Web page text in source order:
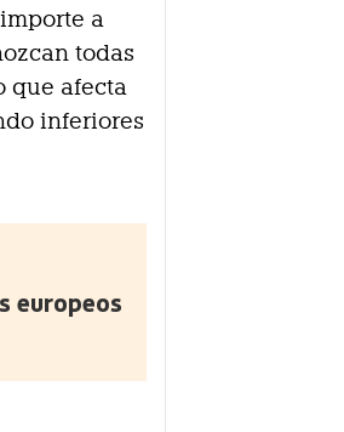
a
todas
que afecta
inferiores
europeos